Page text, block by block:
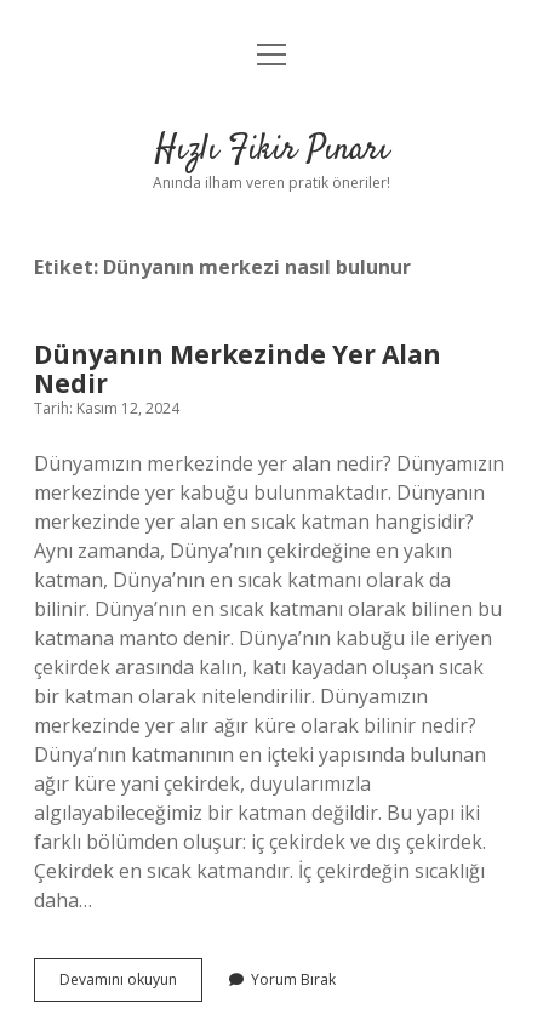
Anasayfa
Yasal Uyarı
menüyü
Hızlı Fikir Pınarı
Anında ilham veren pratik öneriler!
Etiket: Dünyanın merkezi nasıl bulunur
Dünyanın Merkezinde Yer Alan
Nedir
Tarih: Kasım 12, 2024
Dünyamızın merkezinde yer alan nedir? Dünyamızın
merkezinde yer kabuğu bulunmaktadır. Dünyanın
merkezinde yer alan en sıcak katman hangisidir?
Aynı zamanda, Dünya’nın çekirdeğine en yakın
katman, Dünya’nın en sıcak katmanı olarak da
bilinir. Dünya’nın en sıcak katmanı olarak bilinen bu
katmana manto denir. Dünya’nın kabuğu ile eriyen
çekirdek arasında kalın, katı kayadan oluşan sıcak
bir katman olarak nitelendirilir. Dünyamızın
merkezinde yer alır ağır küre olarak bilinir nedir?
Dünya’nın katmanının en içteki yapısında bulunan
ağır küre yani çekirdek, duyularımızla
algılayabileceğimiz bir katman değildir. Bu yapı iki
farklı bölümden oluşur: iç çekirdek ve dış çekirdek.
Çekirdek en sıcak katmandır. İç çekirdeğin sıcaklığı
daha…
Devamını okuyun Dünyanın
Merkezinde
Yorum Bırak